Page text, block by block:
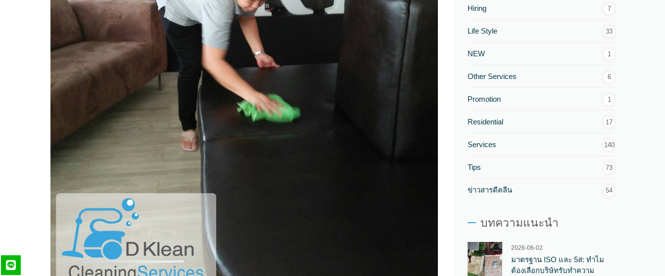
Hiring 7
Life Style 33
NEW 1
Other Services 6
Promotion 1
Residential 17
Services 140
Tips 73
ข่าวสารดีคลีน 54
บทความแนะนำ
2026-06-02
มาตรฐาน ISO และ 5ส: ทำไม
ต้องเลือกบริษัทรับทำความ